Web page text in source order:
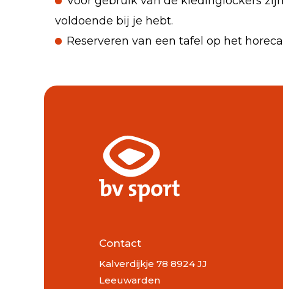
voldoende bij je hebt.
Reserveren van een tafel op het
Contact
Kalverdijkje 78 8924 JJ
Leeuwarden